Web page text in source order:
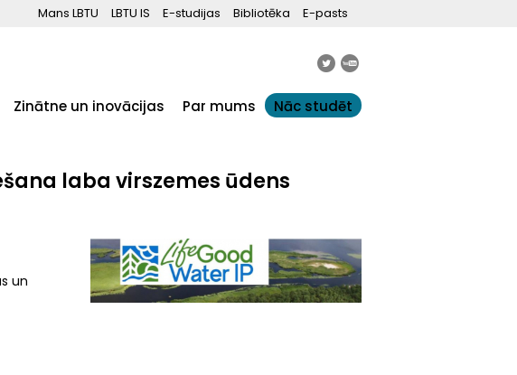
Mans LBTU LBTU IS E-studijas Bibliotēka E-pasts
Zinātne un inovācijas Par mums Nāc studēt
laba virszemes ūdens
un